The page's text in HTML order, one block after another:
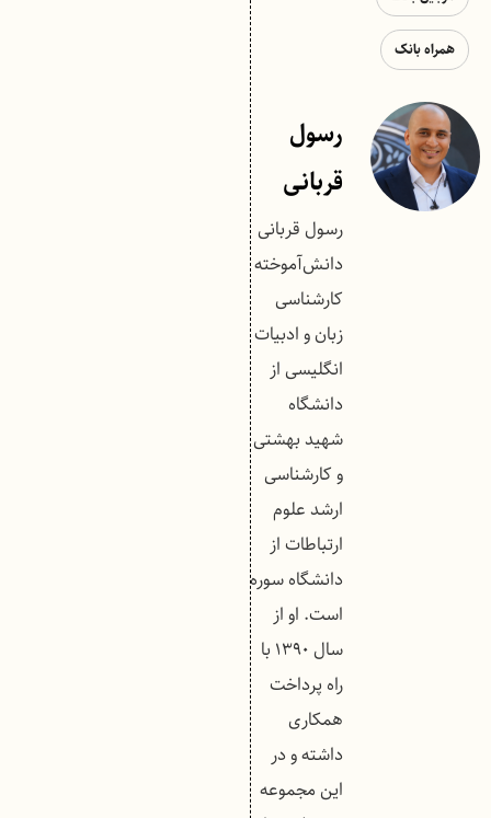
همراه بانک
رسول
قربانی
رسول قربانی
دانش‌آموخته
کارشناسی
زبان و ادبیات
انگلیسی از
دانشگاه
شهید بهشتی
و کارشناسی
ارشد علوم
ارتباطات از
دانشگاه سوره
است. او از
سال ۱۳۹۰ با
راه پرداخت
همکاری
داشته و در
این مجموعه